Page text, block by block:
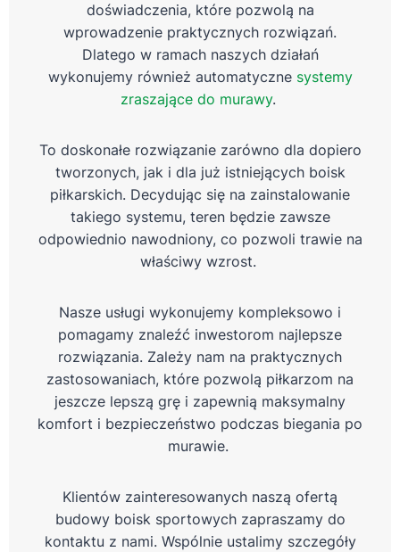
doświadczenia, które pozwolą na
wprowadzenie praktycznych rozwiązań.
Dlatego w ramach naszych działań
wykonujemy również automatyczne systemy
zraszające do murawy.
To doskonałe rozwiązanie zarówno dla dopiero
tworzonych, jak i dla już istniejących boisk
piłkarskich. Decydując się na zainstalowanie
takiego systemu, teren będzie zawsze
odpowiednio nawodniony, co pozwoli trawie na
właściwy wzrost.
Nasze usługi wykonujemy kompleksowo i
pomagamy znaleźć inwestorom najlepsze
rozwiązania. Zależy nam na praktycznych
zastosowaniach, które pozwolą piłkarzom na
jeszcze lepszą grę i zapewnią maksymalny
komfort i bezpieczeństwo podczas biegania po
murawie.
Klientów zainteresowanych naszą ofertą
budowy boisk sportowych zapraszamy do
kontaktu z nami. Wspólnie ustalimy szczegóły